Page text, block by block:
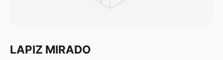
LAPIZ MIRADO